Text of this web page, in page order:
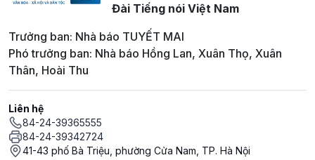
Đài Tiếng nói Việt Nam
Trưởng ban: Nhà báo TUYẾT MAI
Phó trưởng ban: Nhà báo Hồng Lan, Xuân Thọ, Xuân
Thân, Hoài Thu
Liên hệ
84-24-39365555
84-24-39342724
41-43 phố Bà Triệu, phường Cửa Nam, TP. Hà Nội